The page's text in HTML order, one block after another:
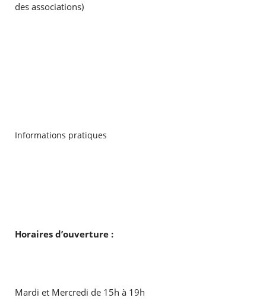
des associations)
Informations pratiques
Horaires d’ouverture :
Mardi et Mercredi de 15h à 19h